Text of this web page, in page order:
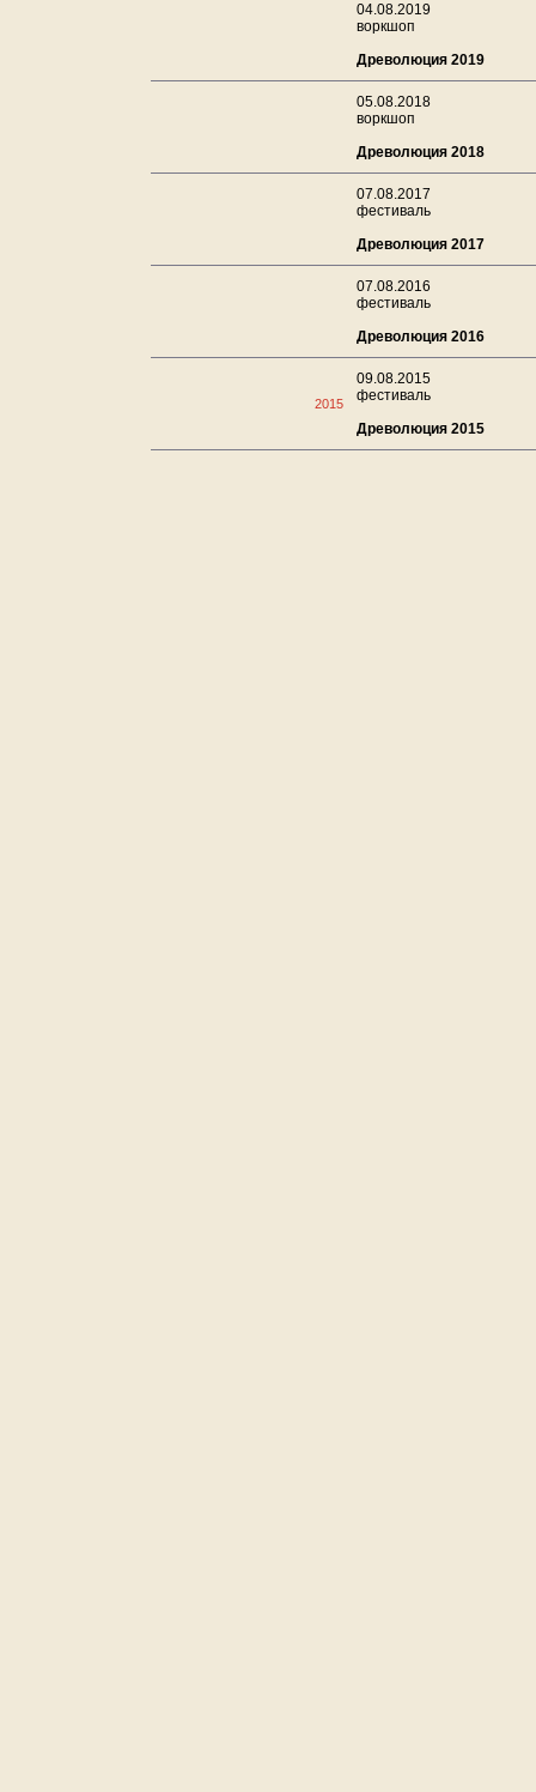
04.08.2019
воркшоп
Древолюция 2019
05.08.2018
воркшоп
Древолюция 2018
07.08.2017
фестиваль
Древолюция 2017
07.08.2016
фестиваль
Древолюция 2016
2015
09.08.2015
фестиваль
Древолюция 2015